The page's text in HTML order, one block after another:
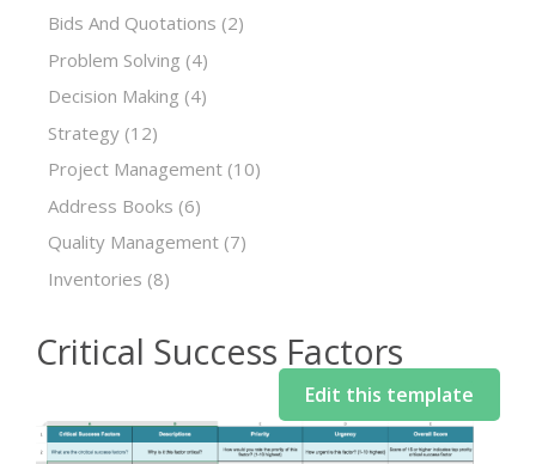
Bids And Quotations (2)
Problem Solving (4)
Decision Making (4)
Strategy (12)
Project Management (10)
Address Books (6)
Quality Management (7)
Inventories (8)
Critical Success Factors
Edit this template